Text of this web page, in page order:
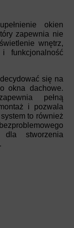
okien
zapewnia nie
wnętrz,
funkcjonalność
się na
okna dachowe.
pełną
i pozwala
to również
stworzenia